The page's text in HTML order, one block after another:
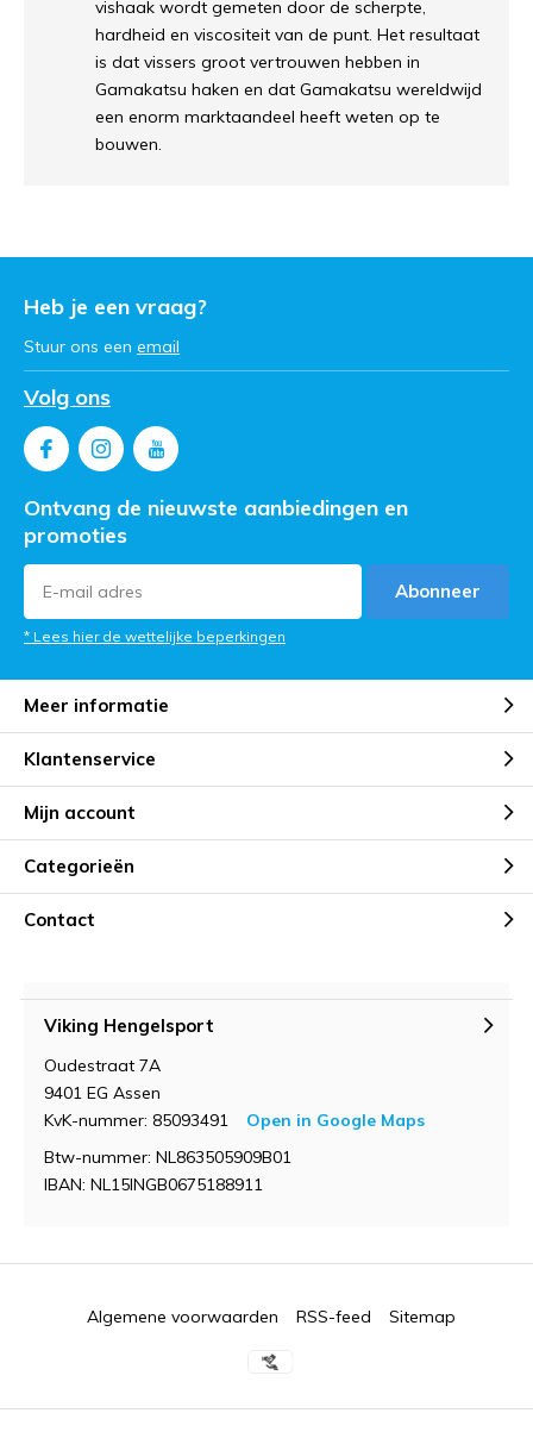
vishaak wordt gemeten door de scherpte,
hardheid en viscositeit van de punt. Het resultaat
is dat vissers groot vertrouwen hebben in
Gamakatsu haken en dat Gamakatsu wereldwijd
een enorm marktaandeel heeft weten op te
bouwen.
Heb je een vraag?
Stuur ons een email
Volg ons
Ontvang de nieuwste aanbiedingen en
promoties
Abonneer
* Lees hier de wettelijke beperkingen
Meer informatie
Klantenservice
Mijn account
Categorieën
Contact
Viking Hengelsport
Oudestraat 7A
9401 EG Assen
KvK-nummer: 85093491
Open in Google Maps
Btw-nummer: NL863505909B01
IBAN: NL15INGB0675188911
Algemene voorwaarden RSS-feed Sitemap